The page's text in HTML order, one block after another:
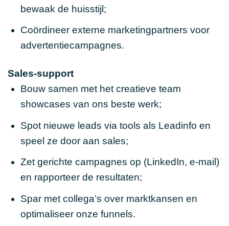
bewaak de huisstijl;
Coördineer externe marketingpartners voor
advertentiecampagnes.
Sales-support
Bouw samen met het creatieve team
showcases van ons beste werk;
Spot nieuwe leads via tools als Leadinfo en
speel ze door aan sales;
Zet gerichte campagnes op (LinkedIn, e-mail)
en rapporteer de resultaten;
Spar met collega’s over marktkansen en
optimaliseer onze funnels.